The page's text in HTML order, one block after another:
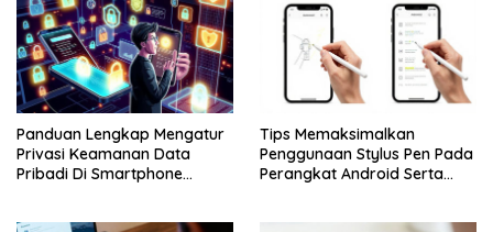
Panduan Lengkap Mengatur
Privasi Keamanan Data
Pribadi Di Smartphone
Tips Memaksimalkan
Penggunaan Stylus Pen Pada
Perangkat Android Serta